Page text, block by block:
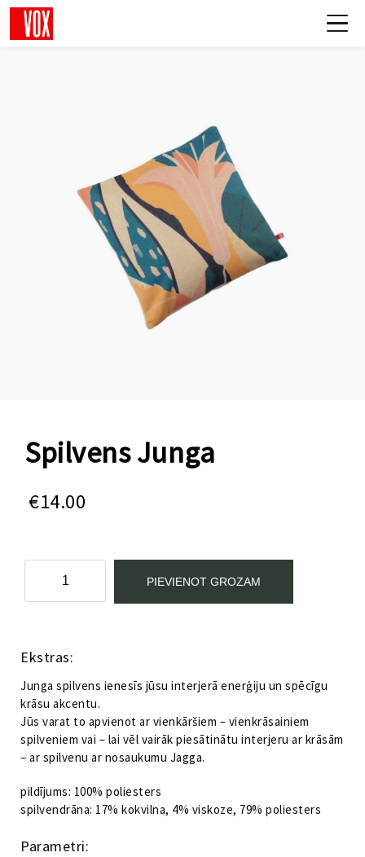
Spilvens Junga
€14.00
daudzums
PIEVIENOT GROZAM
Ekstras:
Junga spilvens ienesīs jūsu interjerā enerģiju un spēcīgu
krāsu akcentu.
Jūs varat to apvienot ar vienkāršiem – vienkrāsainiem
spilveniem vai – lai vēl vairāk piesātinātu interjeru ar krāsām
– ar spilvenu ar nosaukumu Jagga.
pildījums: 100% poliesters
spilvendrāna: 17% kokvilna, 4% viskoze, 79% poliesters
Parametri: